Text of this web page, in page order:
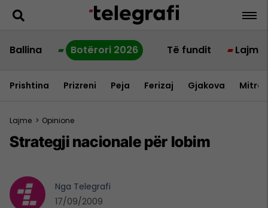
Ballina Botërori 2026 Të fundit Lajme
Prishtina Prizreni Peja Ferizaj Gjakova
Lajme > Opinione
Strategji nacionale për lobim
Nga Telegrafi
17/09/2009